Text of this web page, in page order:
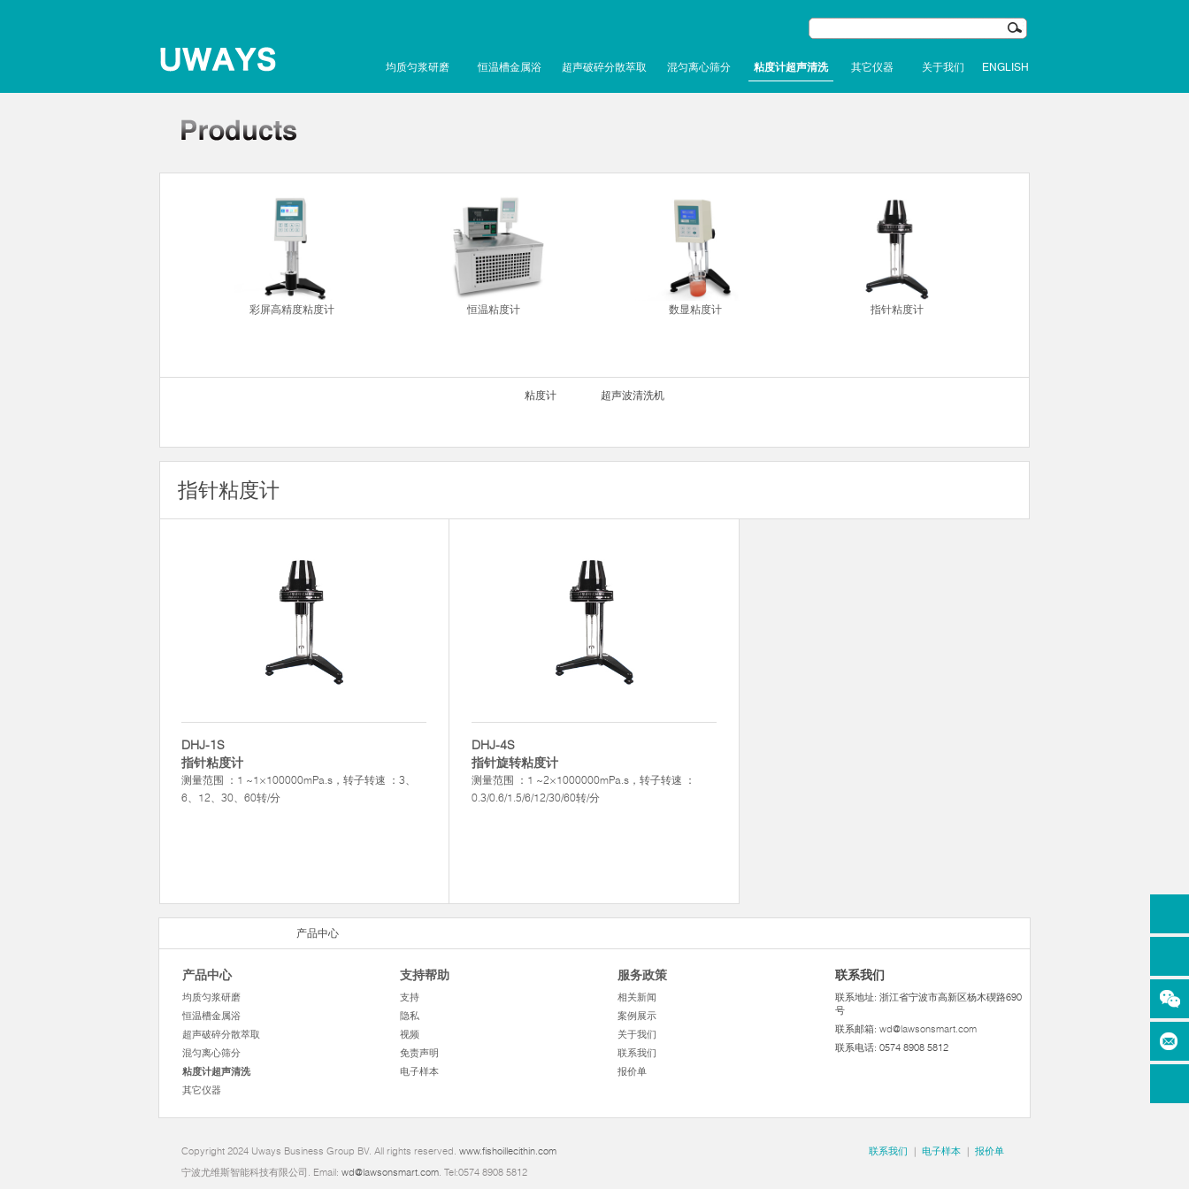
均质匀浆研磨 恒温槽金属浴 超声破碎分散萃取 混匀离心筛分 粘度计超声清洗 其它仪器 关于我们 ENGLISH
彩屏高精度粘度计 恒温粘度计 数显粘度计 指针粘度计
粘度计 超声波清洗机
指针粘度计
DHJ-1S
指针粘度计
测量范围 ：1 ~1×100000mPa.s，转子转速 ：3、
6、12、30、60转/分
DHJ-4S
指针旋转粘度计
测量范围 ：1 ~2×1000000mPa.s，转子转速 ：
0.3/0.6/1.5/6/12/30/60转/分
产品中心
产品中心
均质匀浆研磨
恒温槽金属浴
超声破碎分散萃取
混匀离心筛分
粘度计超声清洗
其它仪器
支持帮助
支持
隐私
视频
免责声明
电子样本
服务政策
相关新闻
案例展示
关于我们
联系我们
报价单
联系我们
联系地址: 浙江省宁波市高新区杨木碶路690
号
联系邮箱: wd@lawsonsmart.com
联系电话: 0574 8908 5812
Copyright 2024 Uways Business Group BV. All rights reserved. www.fishoillecithin.com
宁波尤维斯智能科技有限公司. Email: wd@lawsonsmart.com. Tel:0574 8908 5812
联系我们 | 电子样本 | 报价单